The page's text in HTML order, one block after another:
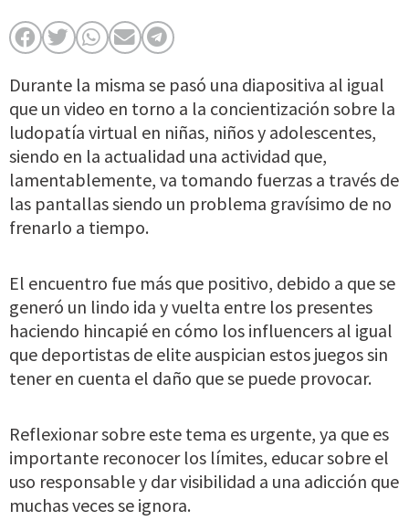
Durante la misma se pasó una diapositiva al igual
que un video en torno a la concientización sobre la
ludopatía virtual en niñas, niños y adolescentes,
siendo en la actualidad una actividad que,
lamentablemente, va tomando fuerzas a través de
las pantallas siendo un problema gravísimo de no
frenarlo a tiempo.
El encuentro fue más que positivo, debido a que se
generó un lindo ida y vuelta entre los presentes
haciendo hincapié en cómo los influencers al igual
que deportistas de elite auspician estos juegos sin
tener en cuenta el daño que se puede provocar.
Reflexionar sobre este tema es urgente, ya que es
importante reconocer los límites, educar sobre el
uso responsable y dar visibilidad a una adicción que
muchas veces se ignora.